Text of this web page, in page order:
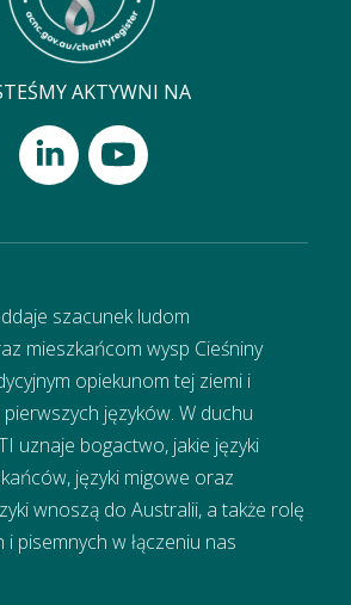
AKTYWNI NA
szacunek ludom
mieszkańcom wysp Cieśniny
opiekunom tej ziemi i
języków. W duchu
uznaje bogactwo, jakie języki
języki migowe oraz
wnoszą do Australii, a także rolę
i pisemnych w łączeniu nas